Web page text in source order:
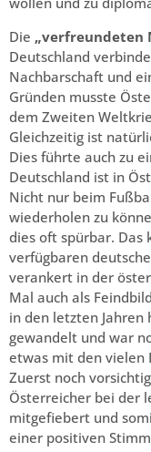
Die „verfreundeten
Deutschland
Nachbarschaft und
Gründen musste
dem Zweiten
Gleichzeitig ist
Dies führte auch zu
Deutschland ist in
Nicht nur beim
wiederholen zu
dies oft spürbar. Das
verfügbaren
verankert in der
Mal auch als
in den letzten Jahren
gewandelt und war
etwas mit den vielen
Zuerst noch
Österreicher bei der
mitgefiebert und
einer positiven